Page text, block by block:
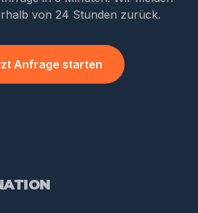
von 24 Stunden zurück.
Anfrage starten